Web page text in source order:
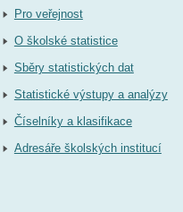
Pro veřejnost
O školské statistice
Sběry statistických dat
Statistické výstupy a analýzy
Číselníky a klasifikace
Adresáře školských institucí